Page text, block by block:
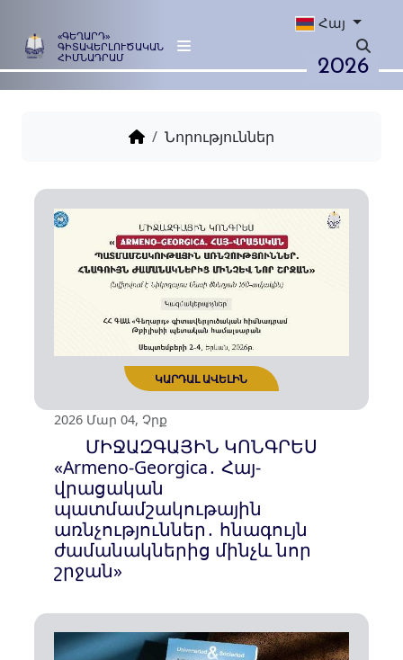
«ԳԵՂԱՐԴ»
ԳԻՏԱՎԵՐԼՈՒԾԱԿԱՆ
ՀԻՄՆԱԴՐԱՄ
Հայ
2026
Նորություններ
ԿԱՐԴԱԼ ԱՎԵԼԻՆ
2026 Մար 04, Չրք
ՄԻՋԱԶԳԱՅԻՆ ԿՈՆԳՐԵՍ
«Armeno-Georgica․ Հայ-
վրացական
պատմամշակութային
առնչություններ․ հնագույն
ժամանակներից մինչև նոր
շրջան»